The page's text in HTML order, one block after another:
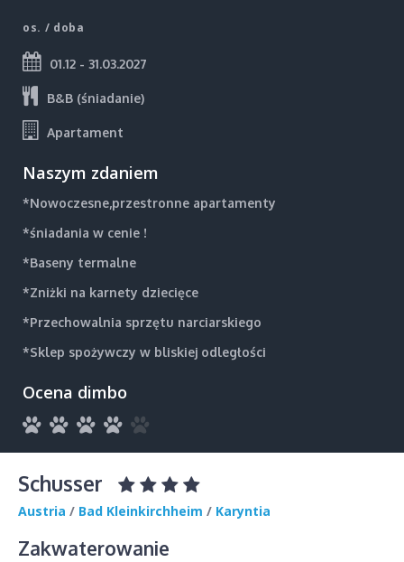
os. / doba
01.12 - 31.03.2027
B&B (śniadanie)
Apartament
Naszym zdaniem
*Nowoczesne,przestronne apartamenty
*śniadania w cenie !
*Baseny termalne
*Zniżki na karnety dziecięce
*Przechowalnia sprzętu narciarskiego
*Sklep spożywczy w bliskiej odległości
Ocena dimbo
Schusser
Austria / Bad Kleinkirchheim / Karyntia
Zakwaterowanie